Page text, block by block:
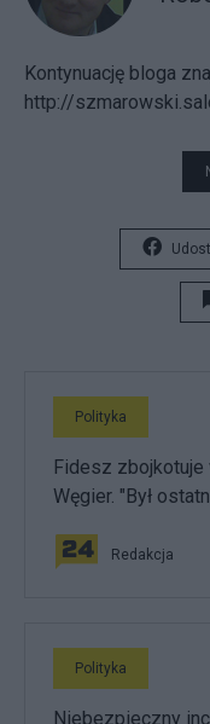
Kontynuację bloga
http://
Polityka
Fidesz
Węgier. "Był
Redakcja
Polityka
Niebezpieczny